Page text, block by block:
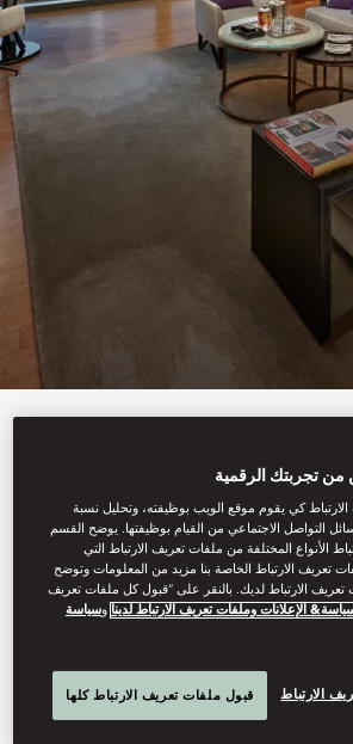
تجسد الأسلوب
بامتياز، وتمزج
مع الرحابة في
في ماندارين
تأتي راحة
ضيوفنا وزملائنا
تجربتك الرقمية
كي يقوم موقع الويب بوظيفته، وتحليل نسبة
التواصل الاجتماعي من القيام بوظيفتها. يوضح القسم
الأنواع المختلفة من ملفات تعريف الارتباط التي
تعريف الارتباط الخاصة بنا مزيد من المعلومات وتوضح
تعريف الارتباط لديك. بالنقر على “قبول كل ملفات تعريف
الإعلانات وملفات تعريف الارتباط لدينا وسياسة
الارتباط قبول ملفات تعريف الارتباط كلها